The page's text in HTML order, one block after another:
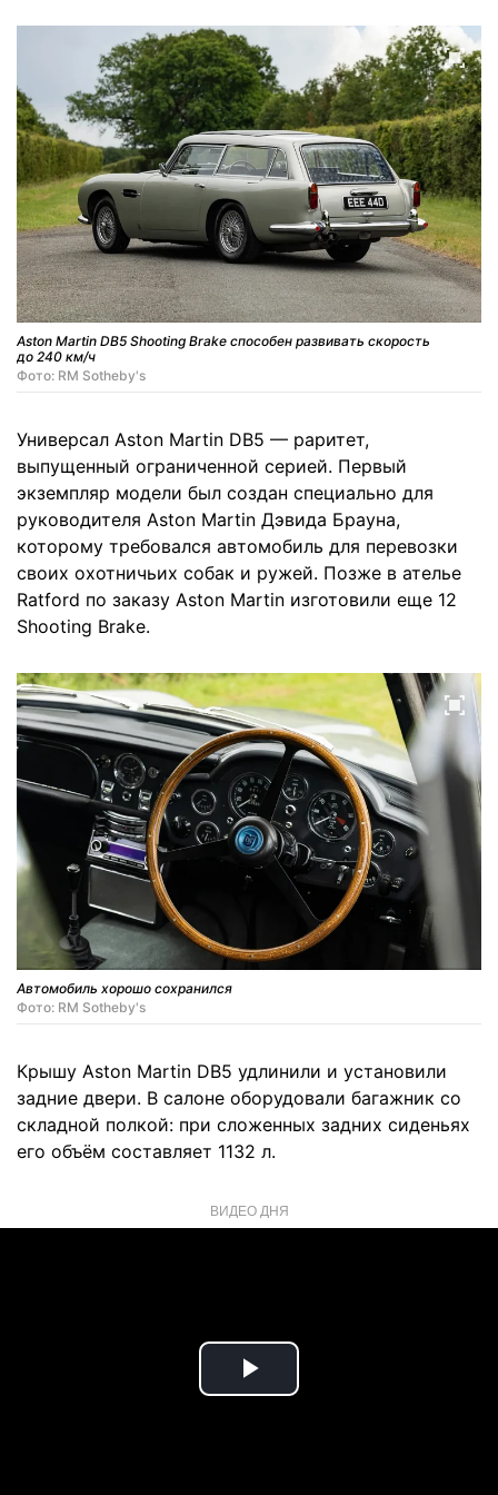
Aston Martin DB5 Shooting Brake способен развивать скорость
до 240 км/ч
Фото: RM Sotheby's
Универсал Aston Martin DB5 — раритет,
выпущенный ограниченной серией. Первый
экземпляр модели был создан специально для
руководителя Aston Martin Дэвида Брауна,
которому требовался автомобиль для перевозки
своих охотничьих собак и ружей. Позже в ателье
Ratford по заказу Aston Martin изготовили еще 12
Shooting Brake.
Автомобиль хорошо сохранился
Фото: RM Sotheby's
Крышу Aston Martin DB5 удлинили и установили
задние двери. В салоне оборудовали багажник со
складной полкой: при сложенных задних сиденьях
его объём составляет 1132 л.
ВИДЕО ДНЯ
Play